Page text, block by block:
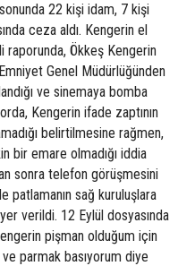
22 kişi idam, 7 kişi
ceza aldı. Kengerin el
raporunda, Ökkeş Kengerin
Genel Müdürlüğünden
ve sinemaya bomba
Kengerin ifade zaptının
belirtilmesine rağmen,
bir emare olmadığı iddia
sonra telefon görüşmesini
patlamanın sağ kuruluşlara
yer verildi. 12 Eylül dosyasında
pişman olduğum için
parmak basıyorum diye